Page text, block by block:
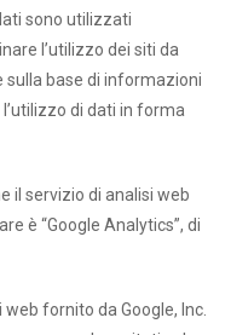
sono utilizzati
l’utilizzo dei siti da
base di informazioni
di dati in forma
il servizio di analisi web
è “Google Analytics”, di
fornito da Google, Inc.